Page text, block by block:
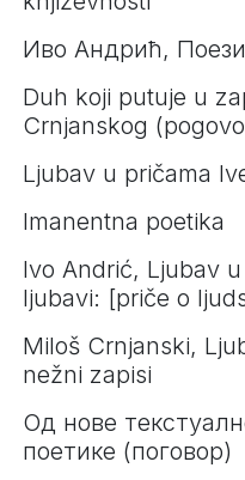
Иво Андрић,
Duh koji putuje u
Crnjanskog
Ljubav u pričama
Imanentna poetika
Ivo Andrić, Ljubav
ljubavi: [priče o
Miloš Crnjanski,
nežni zapisi
Од нове
поетике (поговор)